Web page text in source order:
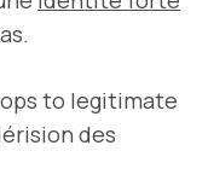
to legitimate
des